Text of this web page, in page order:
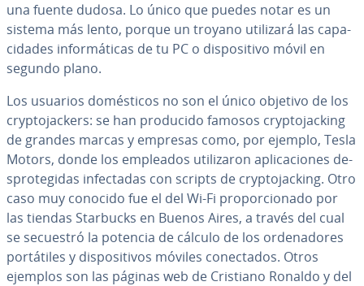
una fuente dudosa. Lo único que puedes notar es un
sistema más lento, porque un troyano utilizará las ca­pa­
ci­da­des in­fo­r­má­ti­cas de tu PC o di­s­po­si­ti­vo móvil en
segundo plano.
Los usuarios do­mé­s­ti­cos no son el único objetivo de los
cr­y­p­to­ja­c­ke­rs: se han producido famosos cr­y­p­to­ja­c­ki­ng
de grandes marcas y empresas como, por ejemplo, Tesla
Motors, donde los empleados uti­li­za­ron apli­ca­cio­nes de­
s­pro­te­gi­das in­fe­c­ta­das con scripts de cr­y­p­to­ja­c­ki­ng. Otro
caso muy conocido fue el del Wi-Fi pro­po­r­cio­na­do por
las tiendas Starbucks en Buenos Aires, a través del cual
se secuestró la potencia de cálculo de los or­de­na­do­res
po­r­tá­ti­les y di­s­po­si­ti­vos móviles co­ne­c­ta­dos. Otros
ejemplos son las páginas web de Cristiano Ronaldo y del